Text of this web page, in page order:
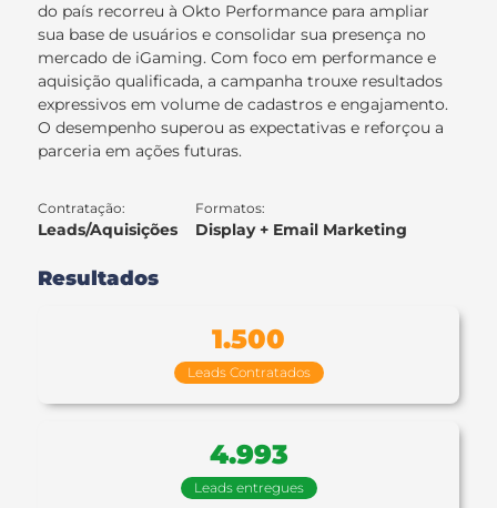
do país recorreu à Okto Performance para ampliar
sua base de usuários e consolidar sua presença no
mercado de iGaming. Com foco em performance e
aquisição qualificada, a campanha trouxe resultados
expressivos em volume de cadastros e engajamento.
O desempenho superou as expectativas e reforçou a
parceria em ações futuras.
Contratação:
Leads/Aquisições
Formatos:
Display + Email Marketing
Resultados
1.500
Leads Contratados
4.993
Leads entregues